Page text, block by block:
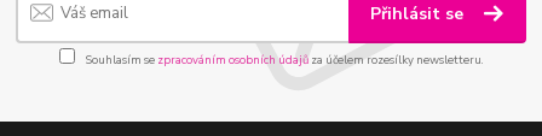
Přihlásit se
Souhlasím se zpracováním osobních údajůza účelem rozesílky newsletteru.